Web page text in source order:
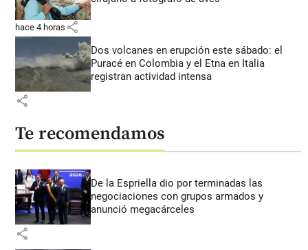
hace 4 horas share
Dos volcanes en erupción este sábado: el
Puracé en Colombia y el Etna en Italia
registran actividad intensa
share
Te recomendamos
De la Espriella dio por terminadas las
negociaciones con grupos armados y
anunció megacárceles
share